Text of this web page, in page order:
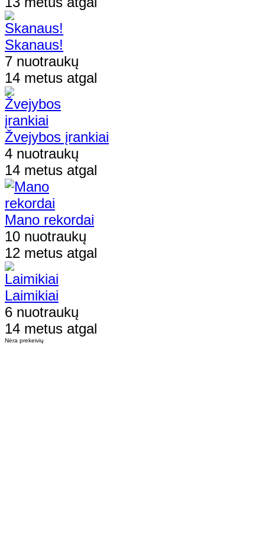
Skanaus!
7 nuotraukų
14 metus atgal
Žvejybos įrankiai
4 nuotraukų
14 metus atgal
Mano rekordai
10 nuotraukų
12 metus atgal
Laimikiai
6 nuotraukų
14 metus atgal
Nėra prekeivių